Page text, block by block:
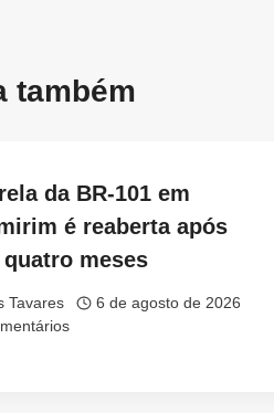
também
da BR-101 em
é reaberta após
meses
Tavares
6 de agosto de 2026